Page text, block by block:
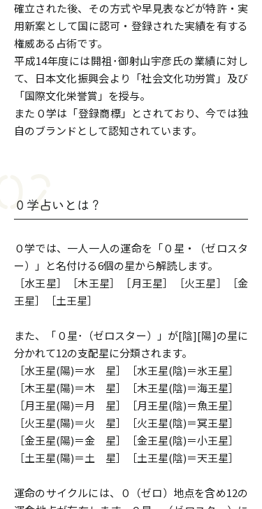
確立された後、その方式や早見表などが特許・実
用新案として国に認可・登録された実績を有する
権威ある占術です。
平成14年度には開祖･御射山宇彦氏の業績に対し
て、日本文化振興会より「社会文化功労賞」及び
「国際文化栄誉賞」を授与。
また０学は「登録商標」とされており、今では独
自のブランドとして認知されています。
０学占いとは？
０学では、一人一人の運命を「０星・（ゼロスタ
ー）」と名付ける6個の星から解読します。
［水王星］［木王星］［月王星］［火王星］［金
王星］［土王星］
また、「０星･（ゼロスター）」が[陰][陽]の星に
分かれて12の支配星に分類されます。
［水王星(陽)＝水 星］［水王星(陰)＝氷王星］
［木王星(陽)＝木 星］［木王星(陰)＝海王星］
［月王星(陽)＝月 星］［月王星(陰)＝魚王星］
［火王星(陽)＝火 星］［火王星(陰)＝冥王星］
［金王星(陽)＝金 星］［金王星(陰)＝小王星］
［土王星(陽)＝土 星］［土王星(陰)＝天王星］
運命のサイクルには、０（ゼロ）地点を含め12の